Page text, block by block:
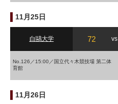
11月25日
白鷗大学 72 vs
No.126／15:00／国立代々木競技場 第二体
育館
11月26日